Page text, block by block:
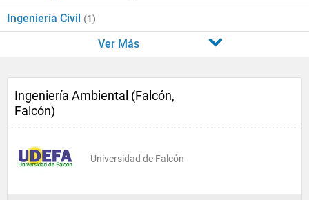
Ingeniería Civil (1)
Ver Más
Ingeniería Ambiental (Falcón,
Falcón)
Universidad de Falcón